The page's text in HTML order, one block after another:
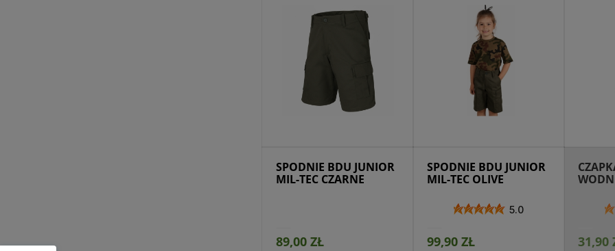
SPODNIE BDU JUNIOR
MIL-TEC CZARNE
89,00 ZŁ
SPODNIE BDU JUNIOR
MIL-TEC OLIVE
5.0
99,90 ZŁ 31,90